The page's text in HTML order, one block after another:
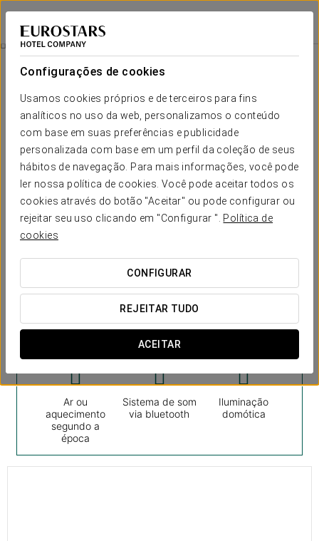
Configurações de cookies
Usamos cookies próprios e de terceiros para fins
analíticos no uso da web, personalizamos o conteúdo
com base em suas preferências e publicidade
personalizada com base em um perfil da coleção de seus
hábitos de navegação. Para mais informações, você pode
ler nossa política de cookies. Você pode aceitar todos os
cookies através do botão "Aceitar" ou pode configurar ou
rejeitar seu uso clicando em "Configurar ". Política de
cookies
CONFIGURAR
REJEITAR TUDO
ACEITAR
Áurea Toledo
TOLEDO
Quartos
Quartos
O conforto e descanso que necessita
Os 66 quartos doAurea Toledosão o local perfeito para relaxar
depois de um dia a explorar a cidade. Cada um foi decorado com
um estilo elegante e sofisticado e está equipado com som via
Bluetooth, para que você possa desfrutar da sua música favorita.
A singularidade do nosso edifício torna todos os nossos quartos
únicos. Por este motivo, todos os quartos dentro de cada
tipologia são diferentes e a fotografia apresentada no momento
SERVIÇOS EM DESTAQUE
Quartos
Ar ou
aquecimento
segundo a
época
Sistema de som
via bluetooth
Iluminação
domótica